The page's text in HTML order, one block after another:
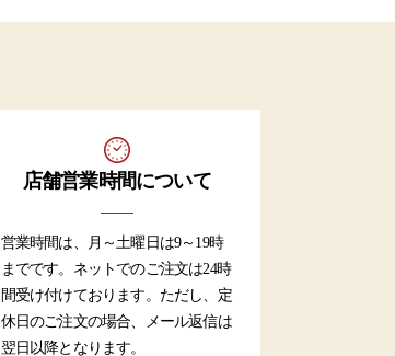
店舗営業時間について
営業時間は、月～土曜日は9～19時
までです。ネットでのご注文は24時
間受け付けております。ただし、定
休日のご注文の場合、メール返信は
翌日以降となります。